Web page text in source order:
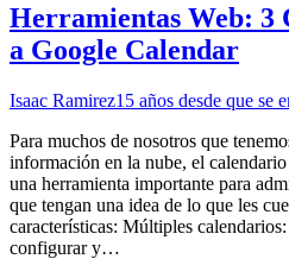
Herramientas Web: 3
a Google Calendar
Isaac Ramirez15 años desde que se
Para muchos de nosotros que
información en la nube, el
una herramienta importante para
que tengan una idea de lo que les
características: Múltiples
configurar y…